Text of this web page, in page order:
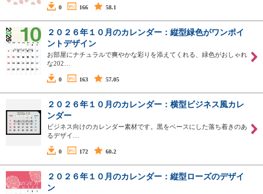
0 166 58.1
２０２６年１０月のカレンダー：縦型緑色がワンポイ
ントデザイン
お部屋にナチュラルで爽やかな彩りを添えてくれる、緑色がおしゃれ
な202…
0 163 57.05
２０２６年１０月のカレンダー：横型ビジネス風カレ
ンダー
ビジネス向けのカレンダー素材です。黒をベースにした落ち着きのあ
るデザイ…
0 172 60.2
２０２６年１０月のカレンダー：縦型ローズのデザイ
ン